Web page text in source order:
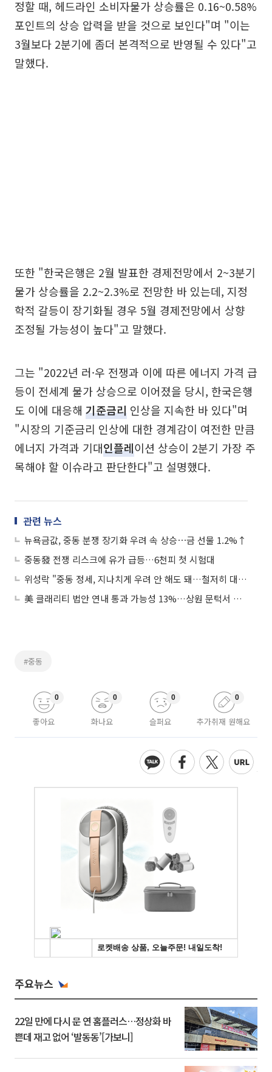
정할 때, 헤드라인 소비자물가 상승률은 0.16~0.58%
포인트의 상승 압력을 받을 것으로 보인다"며 "이는
3월보다 2분기에 좀더 본격적으로 반영될 수 있다"고
말했다.
또한 "한국은행은 2월 발표한 경제전망에서 2~3분기
물가 상승률을 2.2~2.3%로 전망한 바 있는데, 지정
학적 갈등이 장기화될 경우 5월 경제전망에서 상향
조정될 가능성이 높다"고 말했다.
그는 "2022년 러·우 전쟁과 이에 따른 에너지 가격 급
등이 전세계 물가 상승으로 이어졌을 당시, 한국은행
도 이에 대응해 기준금리 인상을 지속한 바 있다"며
"시장의 기준금리 인상에 대한 경계감이 여전한 만큼
에너지 가격과 기대인플레이션 상승이 2분기 가장 주
목해야 할 이슈라고 판단한다"고 설명했다.
관련 뉴스
뉴욕금값, 중동 분쟁 장기화 우려 속 상승⋯금 선물 1.2%↑
중동發 전쟁 리스크에 유가 급등…6천피 첫 시험대
위성락 "중동 정세, 지나치게 우려 안 해도 돼…철저히 대비"
美 클래리티 법안 연내 통과 가능성 13%…상원 문턱서 제동
#중동
좋아요
0
화나요
0
슬퍼요
0
추가취재 원해요
0
주요뉴스
22일 만에 다시 문 연 홈플러스…정상화 바
쁜데 재고 없어 ‘발동동’[가보니]